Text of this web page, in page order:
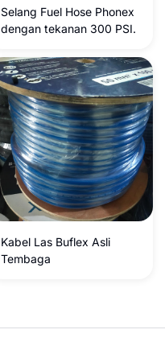
Selang Fuel Hose Phonex
dengan tekanan 300 PSI.
Kabel Las Buflex Asli
Tembaga